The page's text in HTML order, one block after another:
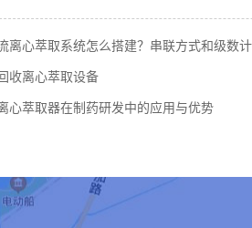
离心萃取系统怎么搭建？串联方式和级数
收离心萃取设备
心萃取器在制药研发中的应用与优势